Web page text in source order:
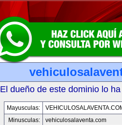
El dueño de este dominio lo
Mayusculas:
Minusculas:
vehiculosalaventa.com